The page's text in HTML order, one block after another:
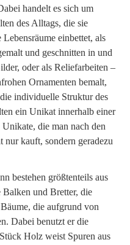
handelt es sich um
des Alltags, die sie
einbettet, als
und geschnitten in und
oder als Reliefarbeiten –
Ornamenten bemalt,
individuelle Struktur des
ein Unikat innerhalb einer
die man nach den
kauft, sondern geradezu
bestehen größtenteils aus
und Bretter, die
die aufgrund von
Dabei benutzt er die
Holz weist Spuren aus